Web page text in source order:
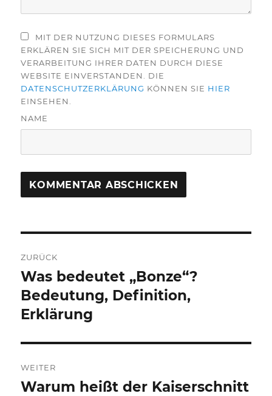
MIT DER NUTZUNG DIESES FORMULARS
ERKLÄREN SIE SICH MIT DER SPEICHERUNG UND
VERARBEITUNG IHRER DATEN DURCH DIESE
WEBSITE EINVERSTANDEN. DIE
DATENSCHUTZERKLÄRUNG KÖNNEN SIE HIER
EINSEHEN.
NAME
ZURÜCK
Vorheriger
Beitrag:
Was bedeutet „Bonze“?
Bedeutung, Definition,
Erklärung
WEITER
Nächster
Warum heißt der Kaiserschnitt